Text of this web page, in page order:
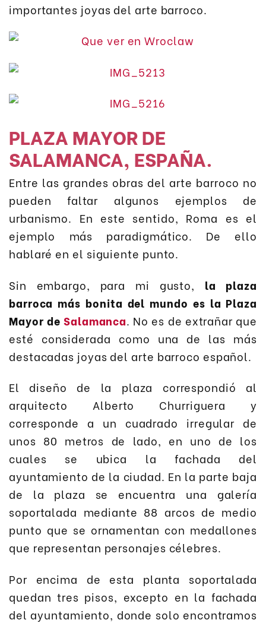
importantes joyas del arte barroco.
PLAZA MAYOR DE
SALAMANCA, ESPAÑA.
Entre las grandes obras del arte barroco no
pueden faltar algunos ejemplos de
urbanismo. En este sentido, Roma es el
ejemplo más paradigmático. De ello
hablaré en el siguiente punto.
Sin embargo, para mi gusto, la plaza
barroca más bonita del mundo es la Plaza
Mayor de Salamanca. No es de extrañar que
esté considerada como una de las más
destacadas joyas del arte barroco español.
El diseño de la plaza correspondió al
arquitecto Alberto Churriguera y
corresponde a un cuadrado irregular de
unos 80 metros de lado, en uno de los
cuales se ubica la fachada del
ayuntamiento de la ciudad. En la parte baja
de la plaza se encuentra una galería
soportalada mediante 88 arcos de medio
punto que se ornamentan con medallones
que representan personajes célebres.
Por encima de esta planta soportalada
quedan tres pisos, excepto en la fachada
del ayuntamiento, donde solo encontramos